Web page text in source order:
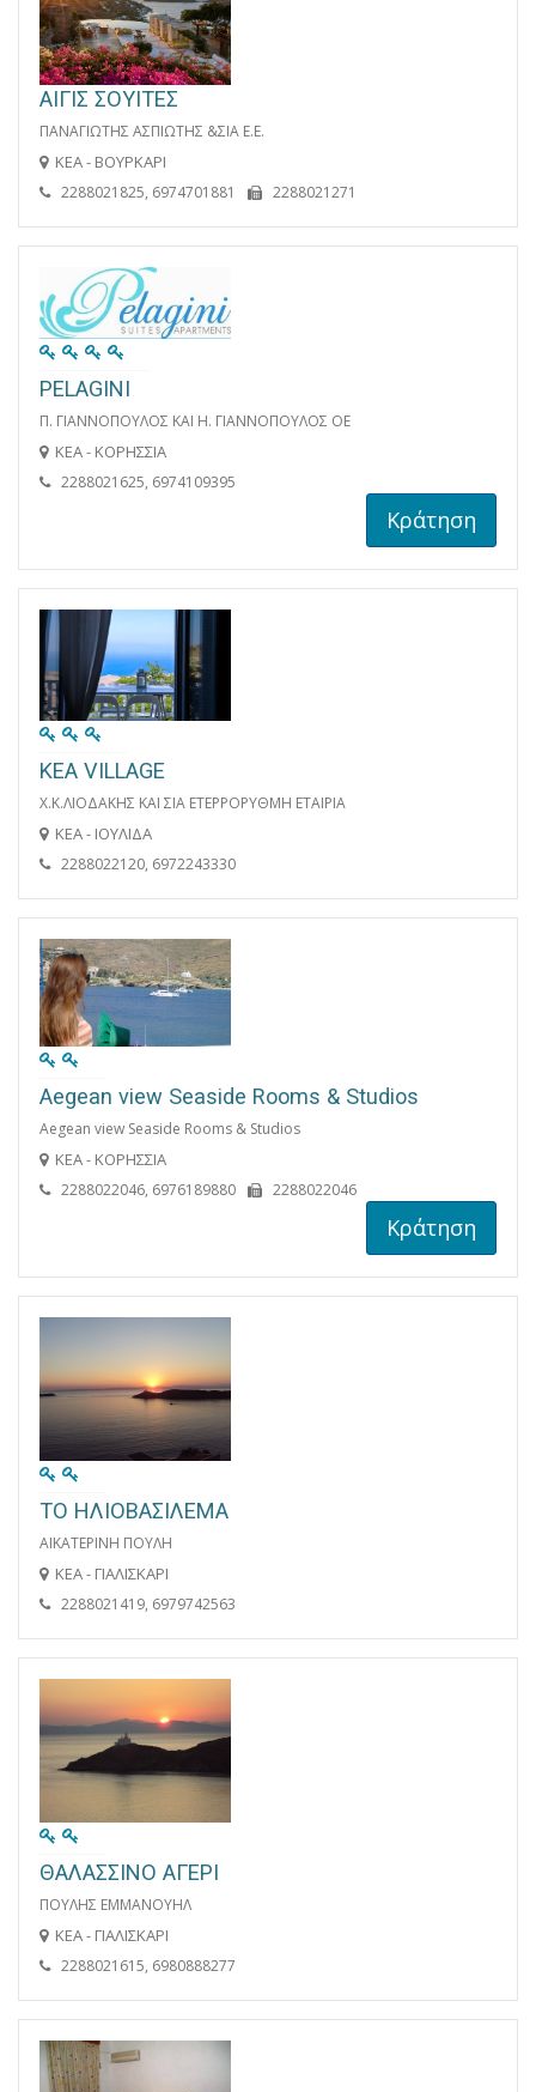
ΑΙΓΙΣ ΣΟΥΙΤΕΣ
ΠΑΝΑΓΙΩΤΗΣ ΑΣΠΙΩΤΗΣ &ΣΙΑ Ε.Ε.
ΚΕΑ - ΒΟΥΡΚΑΡΙ
2288021825, 6974701881 2288021271
PELAGINI
Π. ΓΙΑΝΝΟΠΟΥΛΟΣ ΚΑΙ Η. ΓΙΑΝΝΟΠΟΥΛΟΣ OE
ΚΕΑ - ΚΟΡΗΣΣΙΑ
2288021625, 6974109395
Κράτηση
KEA VILLAGE
Χ.Κ.ΛΙΟΔΑΚΗΣ ΚΑΙ ΣΙΑ ΕΤΕΡΡΟΡΥΘΜΗ ΕΤΑΙΡΙΑ
ΚΕΑ - ΙΟΥΛΙΔΑ
2288022120, 6972243330
Aegean view Seaside Rooms & Studios
Aegean view Seaside Rooms & Studios
ΚΕΑ - ΚΟΡΗΣΣΙΑ
2288022046, 6976189880 2288022046
Κράτηση
ΤΟ ΗΛΙΟΒΑΣΙΛΕΜΑ
ΑΙΚΑΤΕΡΙΝΗ ΠΟΥΛΗ
ΚΕΑ - ΓΙΑΛΙΣΚΑΡΙ
2288021419, 6979742563
ΘΑΛΑΣΣΙΝΟ ΑΓΕΡΙ
ΠΟΥΛΗΣ ΕΜΜΑΝΟΥΗΛ
ΚΕΑ - ΓΙΑΛΙΣΚΑΡΙ
2288021615, 6980888277